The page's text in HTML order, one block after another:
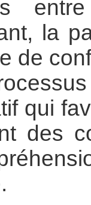
la
de
qui
des